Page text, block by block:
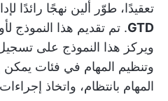
تعقيدًا، طوّر ألين نهجًا رائدًا
GTD
ويركز هذا النموذج على تسجيل
وتنظيم المهام في فئات يمكن
المهام بانتظام، واتخاذ